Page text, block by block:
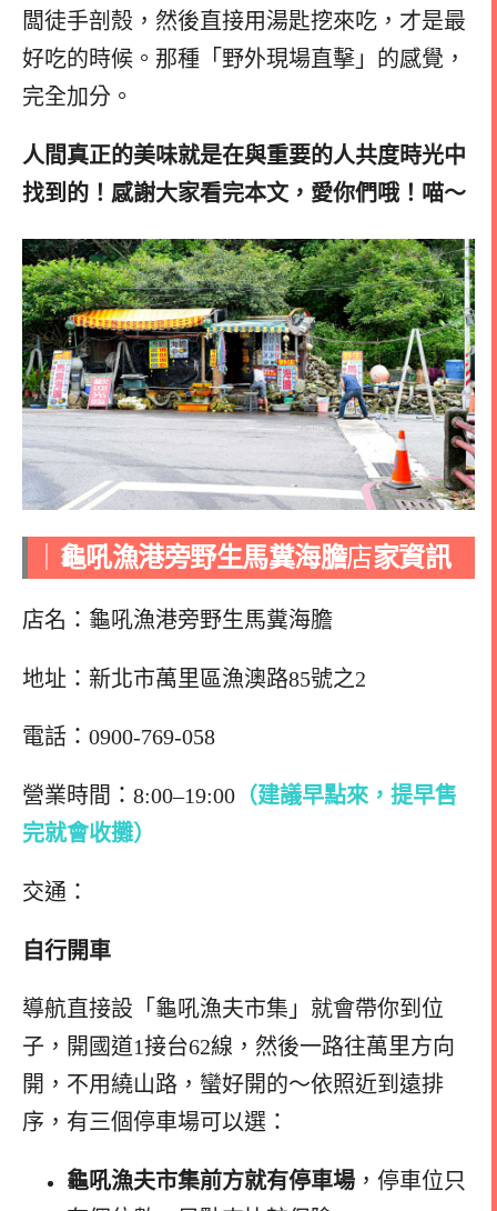
闆徒手剖殼，然後直接用湯匙挖來吃，才是最
好吃的時候。那種「野外現場直擊」的感覺，
完全加分。
人間真正的美味就是在與重要的人共度時光中
找到的！感謝大家看完本文，愛你們哦！喵～
龜吼漁港旁野生馬糞海膽店家資訊
店名：龜吼漁港旁野生馬糞海膽
地址：新北市萬里區漁澳路85號之2
電話：0900-769-058
營業時間：8:00–19:00 （建議早點來，提早售
完就會收攤）
交通：
自行開車
導航直接設「龜吼漁夫市集」就會帶你到位
子，開國道1接台62線，然後一路往萬里方向
開，不用繞山路，蠻好開的～依照近到遠排
序，有三個停車場可以選：
龜吼漁夫市集前方就有停車場 ，停車位只